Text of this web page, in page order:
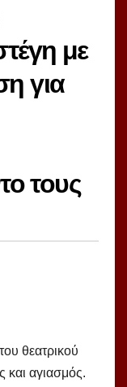
με
για
τους
θεατρικού
και αγιασμός.